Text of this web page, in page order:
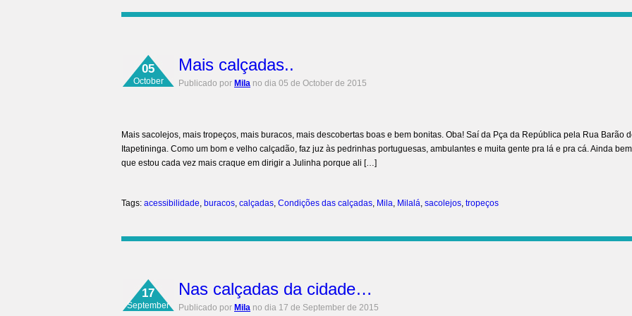
05
October
Mais calçadas..
Publicado por Mila no dia 05 de October de 2015
Mais sacolejos, mais tropeços, mais buracos, mais descobertas boas e bem bonitas. Oba! Saí da Pça da República pela Rua Barão
Itapetininga. Como um bom e velho calçadão, faz juz às pedrinhas portuguesas, ambulantes e muita gente pra lá e pra cá. Ainda bem
que estou cada vez mais craque em dirigir a Julinha porque ali […]
Tags: acessibilidade, buracos, calçadas, Condições das calçadas, Mila, Milalá, sacolejos, tropeços
17
September
Nas calçadas da cidade…
Publicado por Mila no dia 17 de September de 2015